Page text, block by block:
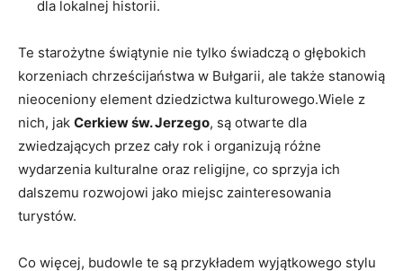
⁢dla lokalnej ⁢historii.
Te starożytne świątynie nie tylko świadczą o głębokich
korzeniach chrześcijaństwa w Bułgarii, ale także stanowią
⁢nieoceniony element dziedzictwa kulturowego.Wiele z
nich,⁢ jak Cerkiew św. ​Jerzego,‌ są otwarte dla
zwiedzających przez cały rok i​ organizują różne
wydarzenia kulturalne oraz religijne, co sprzyja ich
dalszemu rozwojowi jako miejsc zainteresowania
turystów.
Co więcej, budowle ⁤te ⁣są przykładem wyjątkowego stylu